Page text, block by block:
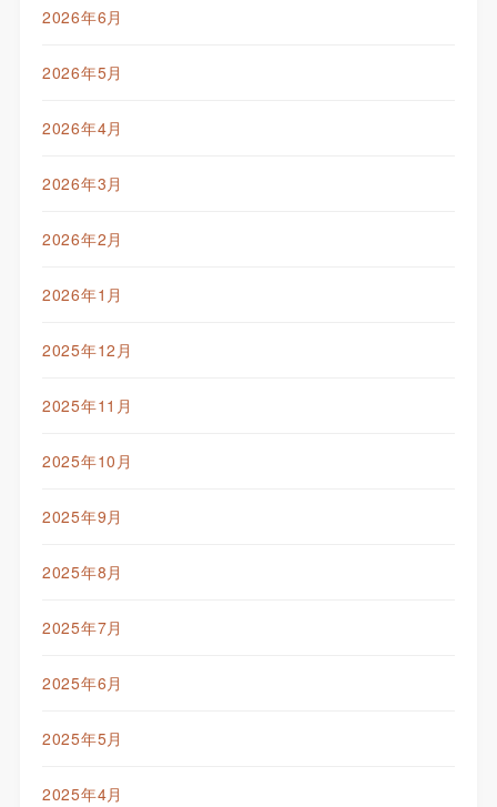
2026年6月
2026年5月
2026年4月
2026年3月
2026年2月
2026年1月
2025年12月
2025年11月
2025年10月
2025年9月
2025年8月
2025年7月
2025年6月
2025年5月
2025年4月